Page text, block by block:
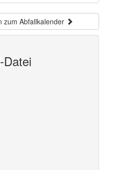
zum Abfallkalender
Datei